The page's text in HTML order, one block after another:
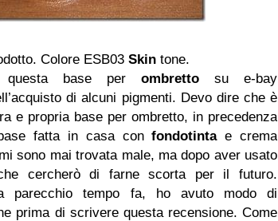
Colore ESB03 Skin tone.
questa base per ombretto su e-bay
di alcuni pigmenti. Devo dire che è
e propria base per ombretto, in precedenza
fatta in casa confondotintae crema
sono mai trovata male, ma dopo aver usato
cercherò di farne scorta per il futuro.
parecchio tempo fa, ho avuto modo di
prima di scrivere questa recensione. Come